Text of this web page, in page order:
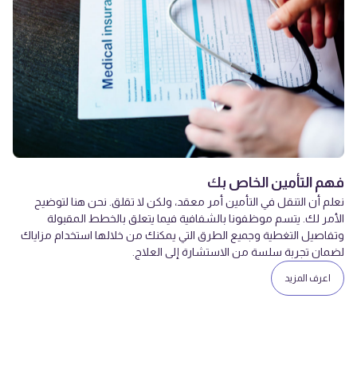
فهم التأمين الخاص بك
نعلم أن التنقل في التأمين أمر معقد، ولكن لا تقلق. نحن هنا لتوضيح
الأمر لك. يتسم موظفونا بالشفافية فيما يتعلق بالخطط المقبولة
وتفاصيل التغطية وجميع الطرق التي يمكنك من خلالها استخدام مزاياك
لضمان تجربة سلسة من الاستشارة إلى العلاج.
اعرف المزيد